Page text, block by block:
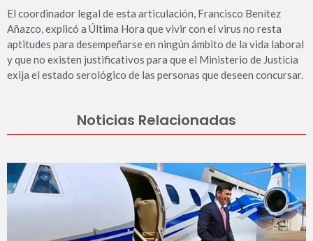
El coordinador legal de esta articulación, Francisco Benítez
Añazco, explicó a Última Hora que vivir con el virus no resta
aptitudes para desempeñarse en ningún ámbito de la vida laboral
y que no existen justificativos para que el Ministerio de Justicia
exija el estado serológico de las personas que deseen concursar.
Noticias Relacionadas